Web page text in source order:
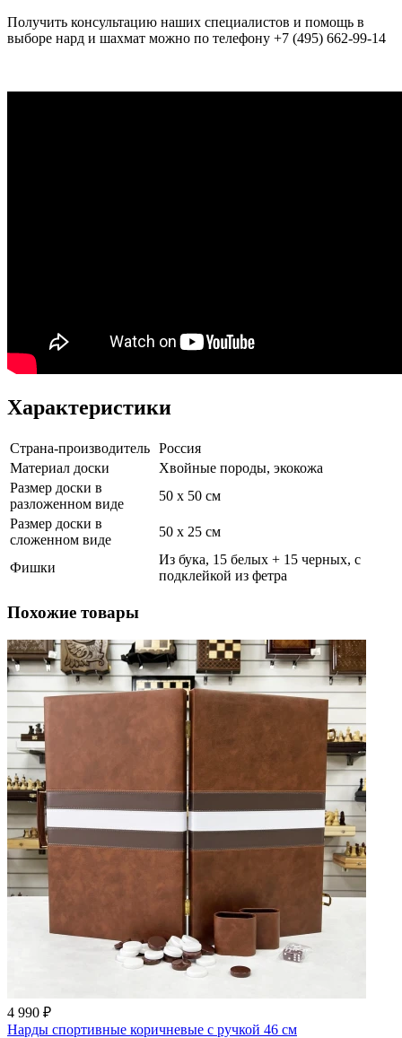
Получить консультацию наших специалистов и помощь в
выборе нард и шахмат можно по телефону +7 (495) 662-99-14
Характеристики
Страна-производитель Россия
Материал доски
Хвойные породы, экокожа
Размер доски в
разложенном виде
50 х 50 см
Размер доски в
сложенном виде
50 х 25 см
Фишки
Из бука, 15 белых + 15 черных, с
подклейкой из фетра
Похожие товары
4 990 ₽
Нарды спортивные коричневые с ручкой 46 см